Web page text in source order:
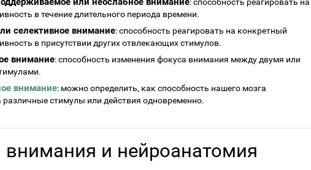
в течение длительного периода времени.
селективное внимание: способность реагировать на конкретный
в присутствии других отвлекающих стимулов.
внимание: способность изменения фокуса внимания между двумя или
внимание: можно определить, как способность нашего мозга
различные стимулы или действия одновременно.
и нейроанатомия